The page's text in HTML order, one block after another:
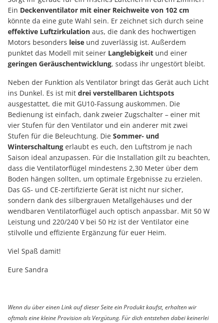
Ein Deckenventilator mit einer Reichweite von 102 cm
könnte da eine gute Wahl sein. Er zeichnet sich durch seine
effektive Luftzirkulation aus, die dank des hochwertigen
Motors besonders leise und zuverlässig ist. Außerdem
punktet das Modell mit seiner Langlebigkeit und einer
geringen Geräuschentwicklung, sodass ihr ungestört bleibt.
Neben der Funktion als Ventilator bringt das Gerät auch Licht
ins Dunkel. Es ist mit drei verstellbaren Lichtspots
ausgestattet, die mit GU10-Fassung auskommen. Die
Bedienung ist einfach, dank zweier Zugschalter – einer mit
vier Stufen für den Ventilator und ein anderer mit zwei
Stufen für die Beleuchtung. Die Sommer- und
Winterschaltung erlaubt es euch, den Luftstrom je nach
Saison ideal anzupassen. Für die Installation gilt zu beachten,
dass die Ventilatorflügel mindestens 2,30 Meter über dem
Boden hängen sollten, um optimale Ergebnisse zu erzielen.
Das GS- und CE-zertifizierte Gerät ist nicht nur sicher,
sondern dank des silbergrauen Metallgehäuses und der
wendbaren Ventilatorflügel auch optisch anpassbar. Mit 50 W
Leistung und 220/240 V bei 50 Hz ist der Ventilator eine
stilvolle und effiziente Ergänzung für euer Heim.
Viel Spaß damit!
Eure Sandra
Wenn du über einen Link auf dieser Seite ein Produkt kaufst, erhalten wir
oftmals eine kleine Provision als Vergütung. Für dich entstehen dabei keinerlei